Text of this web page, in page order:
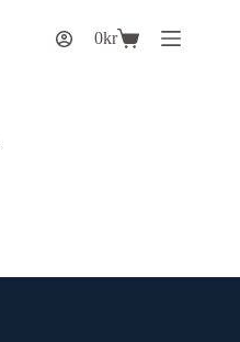
Varukorg
0kr